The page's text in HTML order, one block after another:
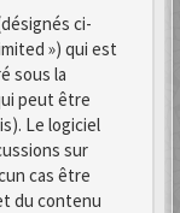
ci-
») qui est
sous la
peut être
Le logiciel
sur
cas être
du contenu